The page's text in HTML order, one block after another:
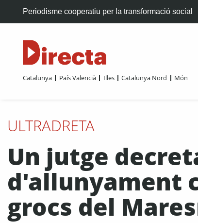
Periodisme cooperatiu per la transformació social
Catalunya País Valencià Illes Catalunya Nord Món
ULTRADRETA
Un jutge
d'allunyament
grocs del